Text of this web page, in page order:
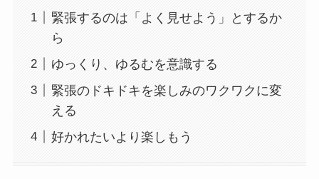
緊張するのは「よく見せよう」とするか
ら
ゆっくり、ゆるむを意識する
緊張のドキドキを楽しみのワクワクに変
える
好かれたいより楽しもう